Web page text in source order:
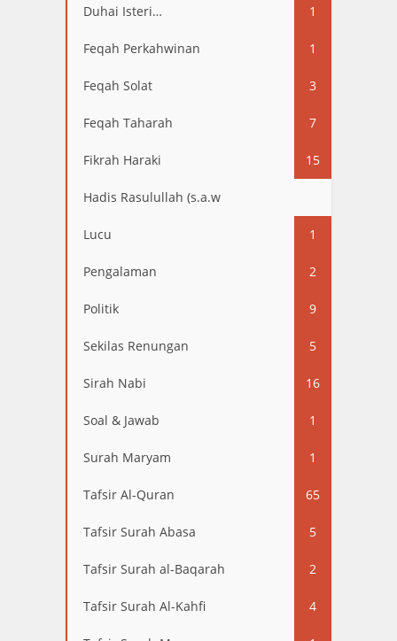
Duhai Isteri… 1
Feqah Perkahwinan 1
Feqah Solat 3
Feqah Taharah 7
Fikrah Haraki 15
Hadis Rasulullah (s.a.w
Lucu 1
Pengalaman 2
Politik 9
Sekilas Renungan 5
Sirah Nabi 16
Soal & Jawab 1
Surah Maryam 1
Tafsir Al-Quran 65
Tafsir Surah Abasa 5
Tafsir Surah al-Baqarah 2
Tafsir Surah Al-Kahfi 4